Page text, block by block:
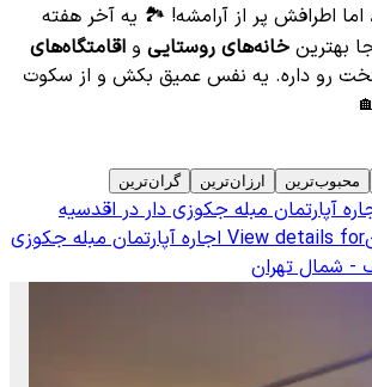
اما اطرافش پر از آرامشه! 🏞️ یه آخر هفته
بهترین خانه‌های روستایی و اقامتگاه‌های
رو داره. یه نفس عمیق بکش و از سکوت
محبوب‌ترین ارزان‌ترین گران‌ترین
آپارتمان مبله جکوزی دار در اقدسیه
View details for اجاره آپارتمان مبله جکوزی
- شمال تهران